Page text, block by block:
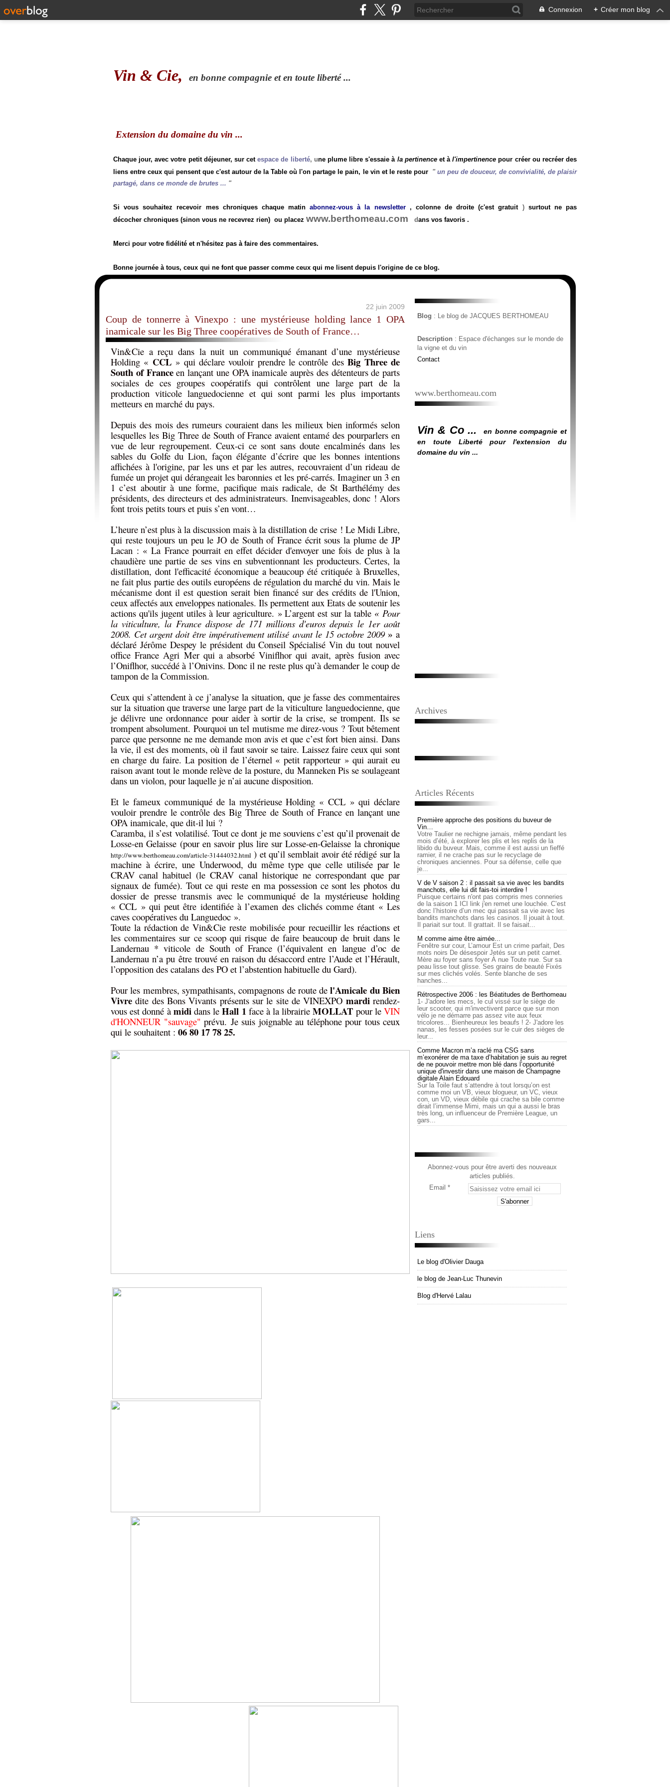
Connexion + Créer mon blog
Vin & Cie, en bonne compagnie et en toute liberté ...
Extension du domaine du vin ...
Chaque jour, avec votre petit déjeuner, sur cetespace de liberté, une plume libre s'essaie à la pertinenceet àl'impertinence pour créer ou recréer des
liens entre ceux qui pensent que c'est autour de la Table où l'on partage le pain, le vin et le reste pour "un peu de douceur, de convivialité, de plaisir
partagé, dans ce monde de brutes ... "
Si vous souhaitez recevoir mes chroniques chaque matinabonnez-vous à la newsletter, colonne de droite (c'est gratuit) surtout ne pas
décocher chroniques (sinon vous ne recevrez rien) ou placez www.berthomeau.com dans vos favoris .
Merci pour votre fidélité et n'hésitez pas à faire des commentaires.
Bonne journée à tous, ceux qui ne font que passer comme ceux qui me lisent depuis l'origine de ce blog.
22 juin 2009
Coup de tonnerre à Vinexpo : une mystérieuse holding lance 1 OPA
inamicale sur les Big Three coopératives de South of France…
Vin&Cie a reçu dans la nuit un communiqué émanant d’une mystérieuse
Holding « CCL» qui déclare vouloir prendre le contrôle desBig Three de
South of Franceen lançant une OPA inamicale auprès des détenteurs de parts
sociales de ces groupes coopératifs qui contrôlent une large part de la
production viticole languedocienne et qui sont parmi les plus importants
metteurs en marché du pays.
Depuis des mois des rumeurs couraient dans les milieux bien informés selon
lesquelles les Big Three de South of France avaient entamé des pourparlers en
vue de leur regroupement. Ceux-ci ce sont sans doute encalminés dans les
sables du Golfe du Lion, façon élégante d’écrire que les bonnes intentions
affichées à l'origine, par les uns et par les autres, recouvraient d’un rideau de
fumée un projet qui dérangeait les baronnies et les pré-carrés. Imaginer un 3 en
1 c’est aboutir à une forme, pacifique mais radicale, de St Barthélémy des
présidents, des directeurs et des administrateurs. Inenvisageables, donc ! Alors
font trois petits tours et puis s’en vont…
L’heure n’est plus à la discussion mais à la distillation de crise ! Le Midi Libre,
qui reste toujours un peu le JO de South of France écrit sous la plume de JP
Lacan : « La France pourrait en effet décider d'envoyer une fois de plus à la
chaudière une partie de ses vins en subventionnant les producteurs. Certes, la
distillation, dont l'efficacité économique a beaucoup été critiquée à Bruxelles,
ne fait plus partie des outils européens de régulation du marché du vin. Mais le
mécanisme dont il est question serait bien financé sur des crédits de l'Union,
ceux affectés aux enveloppes nationales. Ils permettent aux Etats de soutenir les
actions qu'ils jugent utiles à leur agriculture. » L’argent est sur la table « Pour
la viticulture, la France dispose de 171 millions d'euros depuis le 1er août
2008. Cet argent doit être impérativement utilisé avant le 15 octobre 2009»a
déclaré Jérôme Despey le président du Conseil Spécialisé Vin du tout nouvel
office France Agri Mer qui a absorbé Viniflhor qui avait, après fusion avec
l’Oniflhor, succédé à l’Onivins. Donc il ne reste plus qu’à demander le coup de
tampon de la Commission.
Ceux qui s’attendent à ce j’analyse la situation, que je fasse des commentaires
sur la situation que traverse une large part de la viticulture languedocienne, que
je délivre une ordonnance pour aider à sortir de la crise, se trompent. Ils se
trompent absolument. Pourquoi un tel mutisme me direz-vous ? Tout bêtement
parce que personne ne me demande mon avis et que c’est fort bien ainsi. Dans
la vie, il est des moments, où il faut savoir se taire. Laissez faire ceux qui sont
en charge du faire. La position de l’éternel « petit rapporteur » qui aurait eu
raison avant tout le monde relève de la posture, du Manneken Pis se soulageant
dans un violon, pour laquelle je n’ai aucune disposition.
Et le fameux communiqué de la mystérieuse Holding « CCL » qui déclare
vouloir prendre le contrôle des Big Three de South of France en lançant une
OPA inamicale, que dit-il lui ?
Caramba, il s’est volatilisé. Tout ce dont je me souviens c’est qu’il provenait de
Losse-en Gelaisse (pour en savoir plus lire sur Losse-en-Gelaisse la chronique
http://www.berthomeau.com/article-31444032.html ) et qu’il semblait avoir été rédigé sur la
machine à écrire, une Underwood, du même type que celle utilisée par le
CRAV canal habituel (le CRAV canal historique ne correspondant que par
signaux de fumée). Tout ce qui reste en ma possession ce sont les photos du
dossier de presse transmis avec le communiqué de la mystérieuse holding
« CCL » qui peut être identifiée à l’examen des clichés comme étant « Les
caves coopératives du Languedoc ».
Toute la rédaction de Vin&Cie reste mobilisée pour recueillir les réactions et
les commentaires sur ce scoop qui risque de faire beaucoup de bruit dans le
Landernau * viticole de South of France (l’équivalent en langue d’oc de
Landernau n’a pu être trouvé en raison du désaccord entre l’Aude et l’Hérault,
l’opposition des catalans des PO et l’abstention habituelle du Gard).
Pour les membres, sympathisants, compagnons de route del'Amicale du Bien
Vivre dite des Bons Vivants présents sur le site de VINEXPO mardirendez-
vous est donné à mididans leHall 1face à la librairieMOLLAT pour le VIN
d'HONNEUR "sauvage" prévu. Je suis joignable au téléphone pour tous ceux
qui le souhaitent : 06 80 17 78 25.
Blog : Le blog de JACQUES BERTHOMEAU
Description : Espace d'échanges sur le monde de
la vigne et du vin
Contact
www.berthomeau.com
Vin & Co ...
en bonne compagnie et
en toute Liberté pour l'extension du
domaine du vin ...
Archives
Articles Récents
Première approche des positions du buveur de
Vin…
Votre Taulier ne rechigne jamais, même pendant les
mois d’été, à explorer les plis et les replis de la
libido du buveur. Mais, comme il est aussi un fieffé
ramier, il ne crache pas sur le recyclage de
chroniques anciennes. Pour sa défense, celle que
je...
V de V saison 2 : il passait sa vie avec les bandits
manchots, elle lui dit fais-toi interdire !
Puisque certains n'ont pas compris mes conneries
de la saison 1 ICI link j'en remet une louchée. C’est
donc l’histoire d’un mec qui passait sa vie avec les
bandits manchots dans les casinos. Il jouait à tout.
Il pariait sur tout. Il grattait. Il se faisait...
M comme aime être aimée...
Fenêtre sur cour, L’amour Est un crime parfait, Des
mots noirs De désespoir Jetés sur un petit carnet.
Mère au foyer sans foyer À nue Toute nue. Sur sa
peau lisse tout glisse. Ses grains de beauté Fixés
sur mes clichés volés. Sente blanche de ses
hanches...
Rétrospective 2006 : les Béatitudes de Berthomeau
1- J'adore les mecs, le cul vissé sur le siège de
leur scooter, qui m'invectivent parce que sur mon
vélo je ne démarre pas assez vite aux feux
tricolores... Bienheureux les beaufs ! 2- J'adore les
nanas, les fesses posées sur le cuir des sièges de
leur...
Comme Macron m’a raclé ma CSG sans
m’exonérer de ma taxe d’habitation je suis au regret
de ne pouvoir mettre mon blé dans l’opportunité
unique d'investir dans une maison de Champagne
digitale Alain Edouard
Sur la Toile faut s’attendre à tout lorsqu’on est
comme moi un VB, vieux blogueur, un VC, vieux
con, un VD, vieux débile qui crache sa bile comme
dirait l’immense Mimi, mais un qui a aussi le bras
très long, un influenceur de Première League, un
gars...
Abonnez-vous pour être averti des nouveaux
articles publiés.
Email
Liens
Le blog d'Olivier Dauga
le blog de Jean-Luc Thunevin
Blog d'Hervé Lalau